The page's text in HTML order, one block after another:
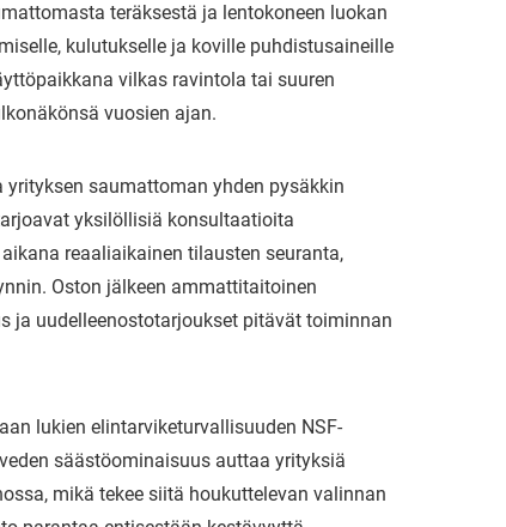
teräksestä ja lentokoneen luokan
kulutukselle ja koville puhdistusaineille
vilkas ravintola tai suuren
vuosien ajan.
saumattoman yhden pysäkkin
yksilöllisiä konsultaatioita
reaaliaikainen tilausten seuranta,
Oston jälkeen ammattitaitoinen
ja uudelleenostotarjoukset pitävät toiminnan
lukien elintarviketurvallisuuden NSF-
säästöominaisuus auttaa yrityksiä
mikä tekee siitä houkuttelevan valinnan